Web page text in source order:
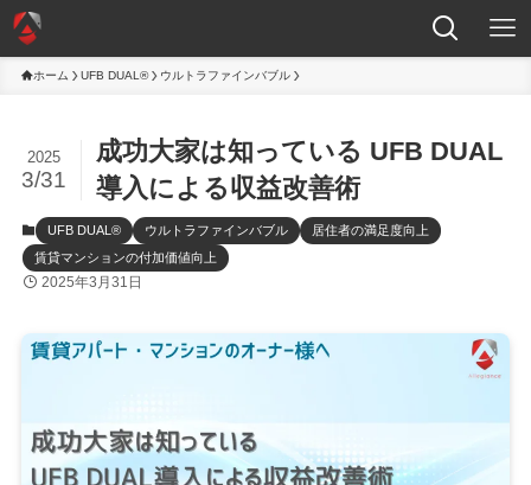
ホーム UFB DUAL® ウルトラファインバブル
成功大家は知っている UFB DUAL
導入による収益改善術
2025
3/31
UFB DUAL® ウルトラファインバブル
居住者の満足度向上
賃貸マンションの付加価値向上
2025年3月31日